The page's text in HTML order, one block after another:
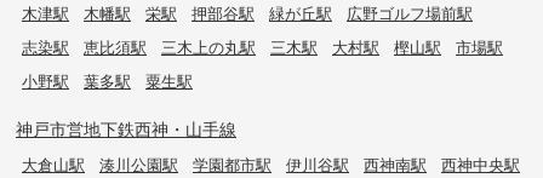
木津駅 木幡駅 栄駅 押部谷駅 緑が丘駅
広野ゴルフ場前駅
志染駅
恵比須駅 三木上の丸駅 三木駅 大村駅 樫山駅
市場駅
小野駅
葉多駅 粟生駅
神戸市営地下鉄西神・山手線
大倉山駅 湊川公園駅 学園都市駅 伊川谷駅 西神南駅 西神中央駅